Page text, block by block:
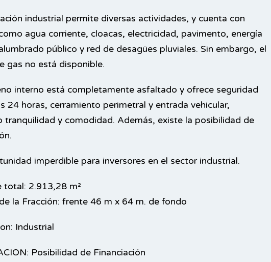
industrial permite diversas actividades, y cuenta con
agua corriente, cloacas, electricidad, pavimento, energía
público y red de desagües pluviales. Sin embargo, el
gas no está disponible.
interno está completamente asfaltado y ofrece seguridad
24 horas, cerramiento perimetral y entrada vehicular,
tranquilidad y comodidad. Además, existe la posibilidad de
imperdible para inversores en el sector industrial.
total: 2.913,28 m²
la Fracción: frente 46 m x 64 m. de fondo
Industrial
Posibilidad de Financiación
con cochera y
de 3 amb – 281 m²
Tablada
VENTA
Cuartos de baño
Local Comercial 194 m² – Av.
$ 4.500.000 + IVA
Área
194M²
Cuartos de baño
2
Local